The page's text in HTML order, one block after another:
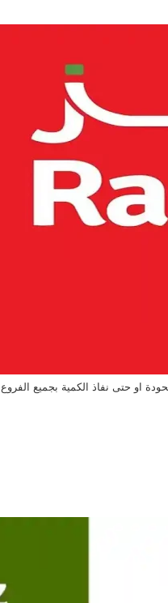
او حتى نفاذ الكمية بجميع الفروع